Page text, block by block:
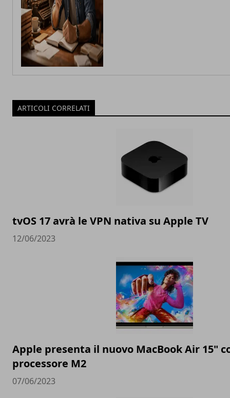
ARTICOLI CORRELATI
tvOS 17 avrà le VPN nativa su Apple TV
12/06/2023
Apple presenta il nuovo MacBook Air 15"
processore M2
07/06/2023